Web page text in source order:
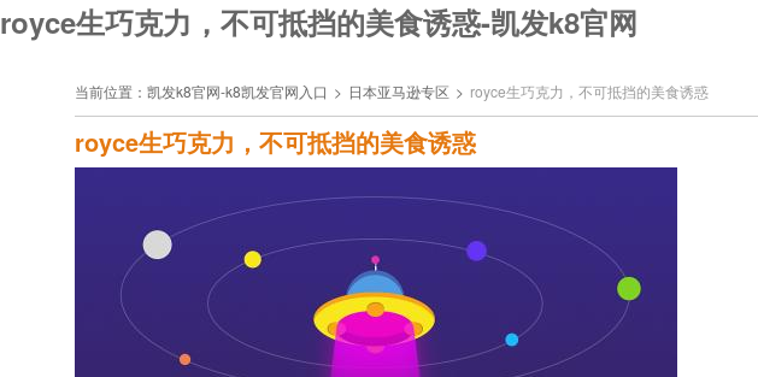
royce生巧克力，不可抵挡的美食诱惑-凯发k8官网
当前位置： 凯发k8官网-k8凯发官网入口 > 日本亚马逊专区 > royce生巧克力，不可抵挡的美食诱惑
royce生巧克力，不可抵挡的美食诱惑